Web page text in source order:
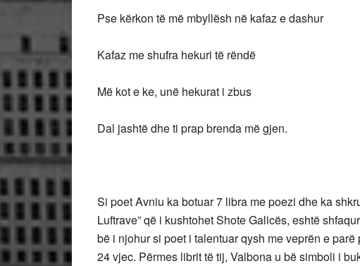
Pse kërkon të më mbyllësh në kafaz e dashur
Kafaz me shufra hekuri të rëndë
Më kot e ke, unë hekurat i zbus
Dal jashtë dhe ti prap brenda më gjen.
Si poet Avniu ka botuar 7 libra me poezi dhe ka
Luftrave” që i kushtohet Shote Galicës, eshtë
bë i njohur si poet i talentuar qysh me veprën e
24 vjec. Përmes librit të tij, Valbona u bë simboli i